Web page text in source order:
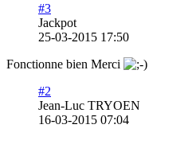
#3
Jackpot
25-03-2015 17:50
Fonctionne bien Merci
#2
Jean-Luc TRYOEN
16-03-2015 07:04